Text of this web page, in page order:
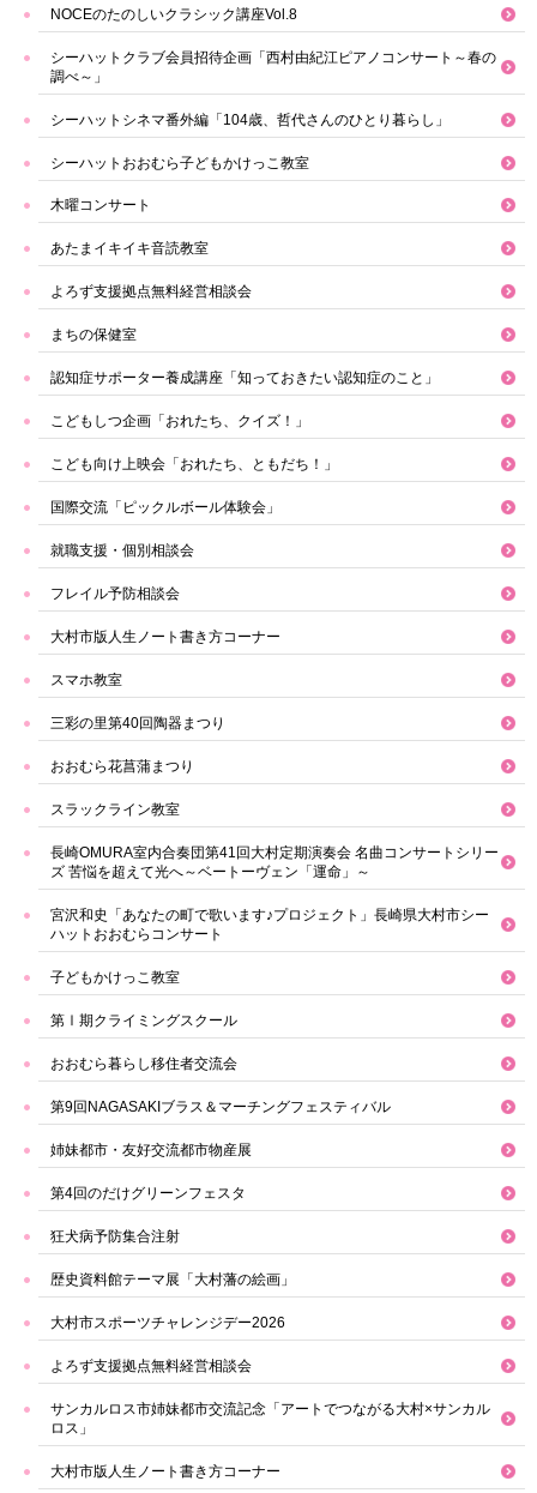
NOCEのたのしいクラシック講座Vol.8
シーハットクラブ会員招待企画「西村由紀江ピアノコンサート～春の
調べ～」
シーハットシネマ番外編「104歳、哲代さんのひとり暮らし」
シーハットおおむら子どもかけっこ教室
木曜コンサート
あたまイキイキ音読教室
よろず支援拠点無料経営相談会
まちの保健室
認知症サポーター養成講座「知っておきたい認知症のこと」
こどもしつ企画「おれたち、クイズ！」
こども向け上映会「おれたち、ともだち！」
国際交流「ピックルボール体験会」
就職支援・個別相談会
フレイル予防相談会
大村市版人生ノート書き方コーナー
スマホ教室
三彩の里第40回陶器まつり
おおむら花菖蒲まつり
スラックライン教室
長崎OMURA室内合奏団第41回大村定期演奏会 名曲コンサートシリー
ズ 苦悩を超えて光へ～ベートーヴェン「運命」～
宮沢和史「あなたの町で歌います♪プロジェクト」長崎県大村市シー
ハットおおむらコンサート
子どもかけっこ教室
第Ⅰ期クライミングスクール
おおむら暮らし移住者交流会
第9回NAGASAKIブラス＆マーチングフェスティバル
姉妹都市・友好交流都市物産展
第4回のだけグリーンフェスタ
狂犬病予防集合注射
歴史資料館テーマ展「大村藩の絵画」
大村市スポーツチャレンジデー2026
よろず支援拠点無料経営相談会
サンカルロス市姉妹都市交流記念「アートでつながる大村×サンカル
ロス」
大村市版人生ノート書き方コーナー